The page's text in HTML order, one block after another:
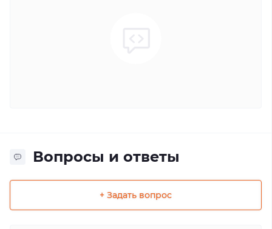
Вопросы и ответы
+ Задать вопрос